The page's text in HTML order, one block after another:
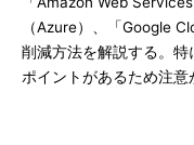
（Azure）、「Google
削減方法を解説する。
ポイントがあるため注意